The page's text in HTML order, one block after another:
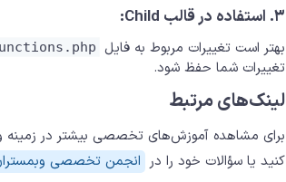
۳. استفاده در قالب Child:
بهتر است تغییرات مربوط به فایل
تغییرات شما حفظ شود.
لینک‌های مرتبط
برای مشاهده آموزش‌های تخصصی بیشتر در زمینه
کنید یا سؤالات خود را در انجمن تخصصی